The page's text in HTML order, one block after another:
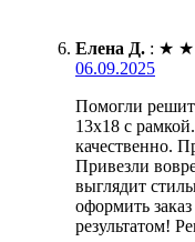
Елена Д. : ★ ★
06.09.2025
Помогли
13х18 с
качественно.
Привезли
выглядит
оформить
результатом!